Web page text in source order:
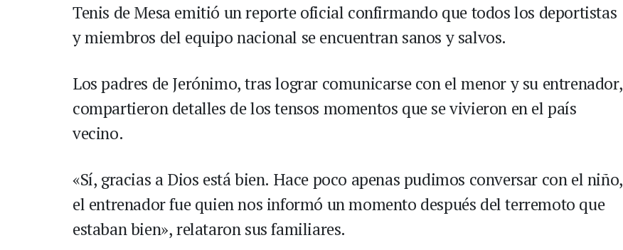
Tenis de Mesa emitió un reporte oficial confirmando que todos los deportistas
y miembros del equipo nacional se encuentran sanos y salvos.
Los padres de Jerónimo, tras lograr comunicarse con el menor y su entrenador,
compartieron detalles de los tensos momentos que se vivieron en el país
vecino.
«Sí, gracias a Dios está bien. Hace poco apenas pudimos conversar con el niño,
el entrenador fue quien nos informó un momento después del terremoto que
estaban bien», relataron sus familiares.